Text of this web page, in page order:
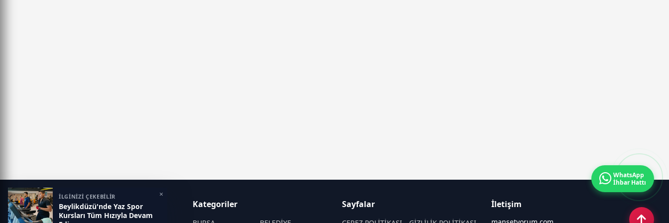
İLGİNİZİ ÇEKEBİLİR
Beylikdüzü'nde Yaz Spor
Kursları Tüm Hızıyla Devam
×
MANŞET YORUM Kategoriler Sayfalar İletişim
WhatsApp
İhbar Hattı